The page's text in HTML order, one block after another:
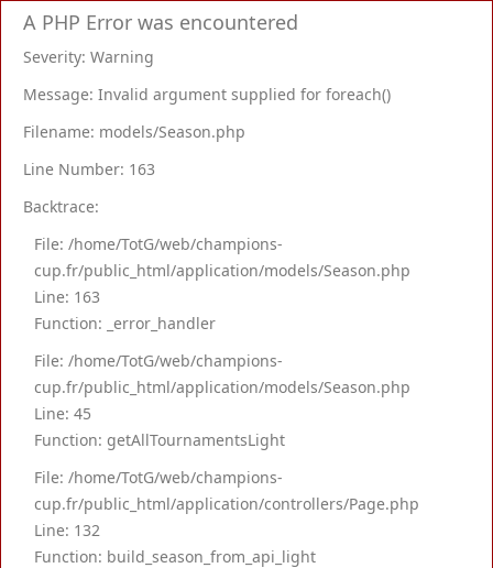
A PHP Error was encountered
Severity: Warning
Message: Invalid argument supplied for foreach()
Filename: models/Season.php
Line Number: 163
Backtrace:
File: /home/TotG/web/champions-
cup.fr/public_html/application/models/Season.php
Line: 163
Function: _error_handler
File: /home/TotG/web/champions-
cup.fr/public_html/application/models/Season.php
Line: 45
Function: getAllTournamentsLight
File: /home/TotG/web/champions-
cup.fr/public_html/application/controllers/Page.php
Line: 132
Function: build_season_from_api_light